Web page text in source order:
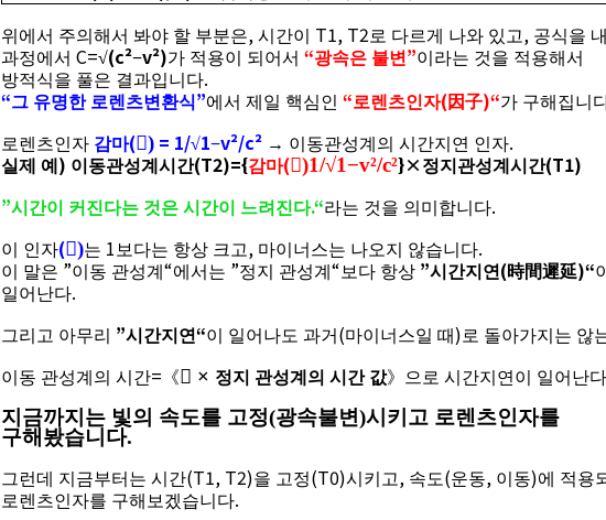
위에서 주의해서 봐야 할 부분은, 시간이 T1, T2로 다르게 나와 있고, 공식을
과정에서 C=√(c²−v²)가 적용이 되어서 “광속은 불변 ”이라는 것을 적용해서
방적식을 풀은 결과입니다.
“그 유명한 로렌츠변환식”에서 제일 핵심인 “로렌츠인자(因子)“가 구해집니
로렌츠인자 감마() = 1/√1−v²/c² → 이동관성계의 시간지연 인자.
실제 예 ) 이동관성계시간(T2)={감마()1/√1−v²/c²}× 정지관성계시간(T1)
”시간이 커진다는 것은 시간이 느려진다.“라는 것을 의미합니다.
이 인자()는 1 보다는 항상 크고, 마이너스는 나오지 않습니다.
이 말은 ”이동 관성계 “에서는 ”정지 관성계 “ 보다 항상 ”시간지연 (時間遲延)“이
일어난다.
그리고 아무리 ”시간지연“이 일어나도 과거 (마이너스일 때)로 돌아가지는 않
이동 관성계의 시간= 《 × 정지 관성계의 시간 값》 으로 시간지연이 일어난다
지금까지는 빛의 속도를 고정(광속불변)시키고 로렌츠인자를
구해봤습니다.
그런데 지금부터는 시간(T1, T2)을 고정(T0)시키고, 속도(운동, 이동)에 적용
로렌츠인자를 구해보겠습니다.